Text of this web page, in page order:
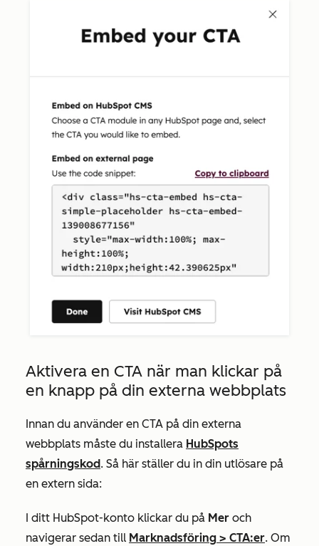
Aktivera en CTA när man klickar på
en knapp på din externa webbplats
Innan du använder en CTA på din externa
webbplats måste du installera HubSpots
spårningskod. Så här ställer du in din utlösare på
en extern sida:
I ditt HubSpot-konto klickar du på Mer och
navigerar sedan till Marknadsföring > CTA:er. Om